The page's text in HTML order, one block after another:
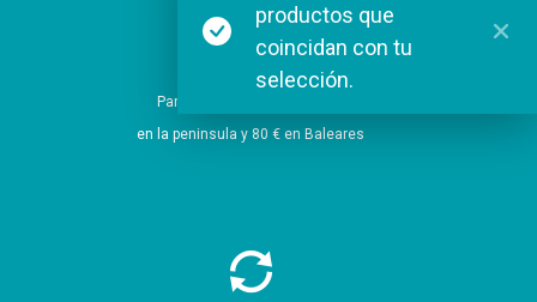
productos que
coincidan con tu
selección.
Envío Gratis
Para pedidos a partir de 60 €
en la peninsula y 80 € en Baleares